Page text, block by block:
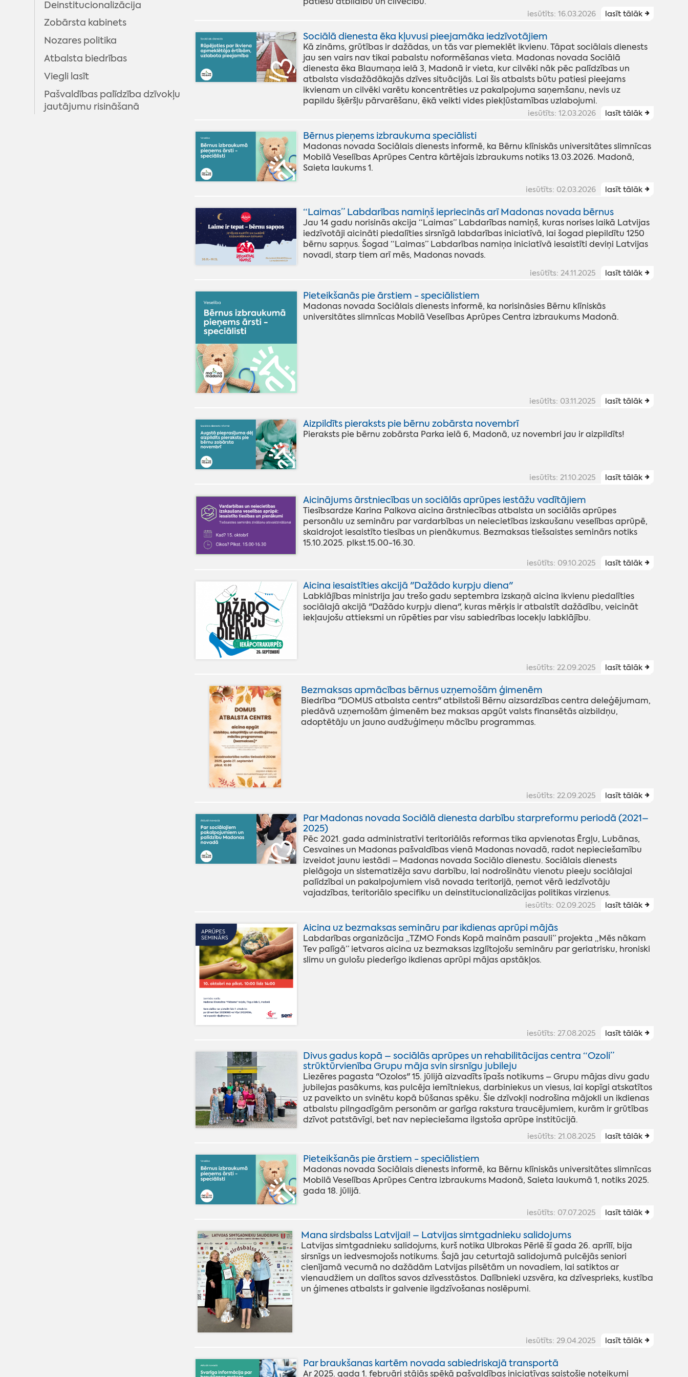
aprūpē Latvijā atbilstība bērna
interesēm
Apliecība sociālo garantiju
saņemšanai
Apliecinājuma izdarīšana un
citu uzdevumu pildīšana
Iedzīvotājiem ir pienākums
Deinstitucionalizācija
Zobārsta kabinets
Nozares politika
Atbalsta biedrības
Viegli lasīt
Pašvaldības palīdzība dzīvokļu
jautājumu risināšanā
iesūtīts: 16.03.2026 lasīt tālāk
Sociālā dienesta ēka kļuvusi pieejamāka iedzīvotājiem
Kā zināms, grūtības ir dažādas, un tās var piemeklēt ikvienu. Tāpat sociālais dienests
jau sen vairs nav tikai pabalstu noformēšanas vieta. Madonas novada Sociālā
dienesta ēka Blaumaņa ielā 3, Madonā ir vieta, kur cilvēki nāk pēc palīdzības un
atbalsta visdažādākajās dzīves situācijās. Lai šis atbalsts būtu patiesi pieejams
ikvienam un cilvēki varētu koncentrēties uz pakalpojuma saņemšanu, nevis uz
papildu šķēršļu pārvarēšanu, ēkā veikti vides piekļūstamības uzlabojumi.
iesūtīts: 12.03.2026 lasīt tālāk
Bērnus pieņems izbraukuma speciālisti
Madonas novada Sociālais dienests informē, ka Bērnu klīniskās universitātes slimnīcas
Mobilā Veselības Aprūpes Centra kārtējais izbraukums notiks 13.03.2026. Madonā,
Saieta laukums 1.
iesūtīts: 02.03.2026 lasīt tālāk
“Laimas” Labdarības namiņš iepriecinās arī Madonas novada bērnus
Jau 14 gadu norisinās akcija “Laimas” Labdarības namiņš, kuras norises laikā Latvijas
iedzīvotāji aicināti piedalīties sirsnīgā labdarības iniciatīvā, lai šogad piepildītu 1250
bērnu sapņus. Šogad “Laimas” Labdarības namiņa iniciatīvā iesaistīti deviņi Latvijas
novadi, starp tiem arī mēs, Madonas novads.
iesūtīts: 24.11.2025 lasīt tālāk
Pieteikšanās pie ārstiem - speciālistiem
Madonas novada Sociālais dienests informē, ka norisināsies Bērnu klīniskās
universitātes slimnīcas Mobilā Veselības Aprūpes Centra izbraukums Madonā.
iesūtīts: 03.11.2025 lasīt tālāk
Aizpildīts pieraksts pie bērnu zobārsta novembrī
Pieraksts pie bērnu zobārsta Parka ielā 6, Madonā, uz novembri jau ir aizpildīts!
iesūtīts: 21.10.2025 lasīt tālāk
Aicinājums ārstniecības un sociālās aprūpes iestāžu vadītājiem
Tiesībsardze Karina Palkova aicina ārstniecības atbalsta un sociālās aprūpes
personālu uz semināru par vardarbības un neiecietības izskaušanu veselības aprūpē,
skaidrojot iesaistīto tiesības un pienākumus. Bezmaksas tiešsaistes seminārs notiks
15.10.2025. plkst.15.00-16.30.
iesūtīts: 09.10.2025 lasīt tālāk
Aicina iesaistīties akcijā "Dažādo kurpju diena"
Labklājības ministrija jau trešo gadu septembra izskaņā aicina ikvienu piedalīties
sociālajā akcijā "Dažādo kurpju diena", kuras mērķis ir atbalstīt dažādību, veicināt
iekļaujošu attieksmi un rūpēties par visu sabiedrības locekļu labklājību.
iesūtīts: 22.09.2025 lasīt tālāk
Bezmaksas apmācības bērnus uzņemošām ģimenēm
Biedrība "DOMUS atbalsta centrs" atbilstoši Bērnu aizsardzības centra deleģējumam,
piedāvā uzņemošām ģimenēm bez maksas apgūt valsts finansētās aizbildņu,
adoptētāju un jauno audžuģimeņu mācību programmas.
iesūtīts: 22.09.2025 lasīt tālāk
Par Madonas novada Sociālā dienesta darbību starpreformu periodā (2021–
2025)
Pēc 2021. gada administratīvi teritoriālās reformas tika apvienotas Ērgļu, Lubānas,
Cesvaines un Madonas pašvaldības vienā Madonas novadā, radot nepieciešamību
izveidot jaunu iestādi – Madonas novada Sociālo dienestu. Sociālais dienests
pielāgoja un sistematizēja savu darbību, lai nodrošinātu vienotu pieeju sociālajai
palīdzībai un pakalpojumiem visā novada teritorijā, ņemot vērā iedzīvotāju
vajadzības, teritoriālo specifiku un deinstitucionalizācijas politikas virzienus.
iesūtīts: 02.09.2025 lasīt tālāk
Aicina uz bezmaksas semināru par ikdienas aprūpi mājās
Labdarības organizācija „TZMO Fonds Kopā mainām pasauli” projekta „Mēs nākam
Tev palīgā” ietvaros aicina uz bezmaksas izglītojošu semināru par geriatrisku, hroniski
slimu un gulošu piederīgo ikdienas aprūpi mājas apstākļos.
iesūtīts: 27.08.2025 lasīt tālāk
Divus gadus kopā – sociālās aprūpes un rehabilitācijas centra “Ozoli”
strūktūrvienība Grupu māja svin sirsnīgu jubileju
Liezēres pagasta "Ozolos" 15. jūlijā aizvadīts īpašs notikums – Grupu mājas divu gadu
jubilejas pasākums, kas pulcēja iemītniekus, darbiniekus un viesus, lai kopīgi atskatītos
uz paveikto un svinētu kopā būšanas spēku. Šie dzīvokļi nodrošina mājokli un ikdienas
atbalstu pilngadīgām personām ar garīga rakstura traucējumiem, kurām ir grūtības
dzīvot patstāvīgi, bet nav nepieciešama ilgstoša aprūpe institūcijā.
iesūtīts: 21.08.2025 lasīt tālāk
Pieteikšanās pie ārstiem - speciālistiem
Madonas novada Sociālais dienests informē, ka Bērnu klīniskās universitātes slimnīcas
Mobilā Veselības Aprūpes Centra izbraukums Madonā, Saieta laukumā 1, notiks 2025.
gada 18. jūlijā.
iesūtīts: 07.07.2025 lasīt tālāk
Mana sirdsbalss Latvijai! – Latvijas simtgadnieku salidojums
Latvijas simtgadnieku salidojums, kurš notika Ulbrokas Pērlē šī gada 26. aprīlī, bija
sirsnīgs un iedvesmojošs notikums. Šajā jau ceturtajā salidojumā pulcējās seniori
cienījamā vecumā no dažādām Latvijas pilsētām un novadiem, lai satiktos ar
vienaudžiem un dalītos savos dzīvesstāstos. Dalībnieki uzsvēra, ka dzīvesprieks, kustība
un ģimenes atbalsts ir galvenie ilgdzīvošanas noslēpumi.
iesūtīts: 29.04.2025 lasīt tālāk
Par braukšanas kartēm novada sabiedriskajā transportā
Ar 2025. gada 1. februāri stājās spēkā pašvaldības iniciatīvas saistošie noteikumi